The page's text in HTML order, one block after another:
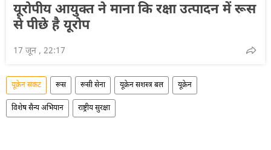
यूरोपीय आयुक्त ने माना कि रक्षा उत्पादन में रूस
से पीछे है यूरोप
17 जून , 22:17
यूक्रेन संकट रूस रूसी सेना यूक्रेन सशस्त्र बल यूक्रेन
विशेष सैन्य अभियान राष्ट्रीय सुरक्षा